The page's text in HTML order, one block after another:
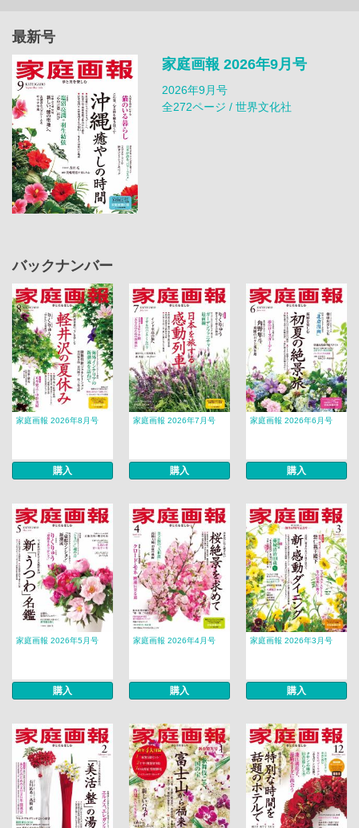
最新号
家庭画報 2026年9月号
2026年9月号
全272ページ / 世界文化社
バックナンバー
家庭画報 2026年8月号
購入
家庭画報 2026年7月号
購入
家庭画報 2026年6月号
購入
家庭画報 2026年5月号
購入
家庭画報 2026年4月号
購入
家庭画報 2026年3月号
購入